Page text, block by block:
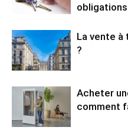
obligations
La vente à
?
Acheter
comment